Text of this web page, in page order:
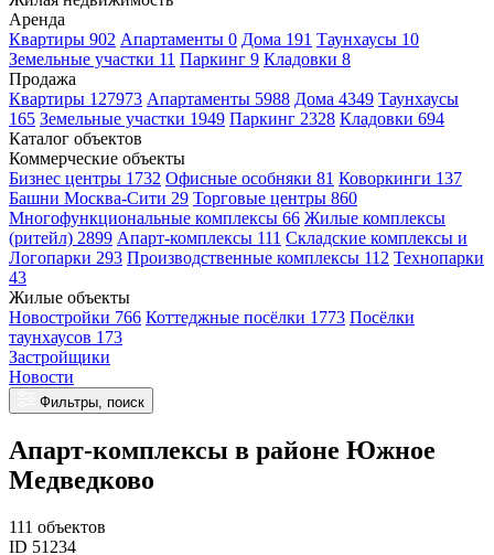
Аренда
Квартиры 902 Апартаменты 0 Дома 191 Таунхаусы 10
Земельные участки 11 Паркинг 9 Кладовки 8
Продажа
Квартиры 127973 Апартаменты 5988 Дома 4349 Таунхаусы
165 Земельные участки 1949 Паркинг 2328 Кладовки 694
Каталог объектов
Коммерческие объекты
Бизнес центры 1732 Офисные особняки 81 Коворкинги 137
Башни Москва-Сити 29 Торговые центры 860
Многофункциональные комплексы 66 Жилые комплексы
(ритейл) 2899 Апарт-комплексы 111 Складские комплексы и
Логопарки 293 Производственные комплексы 112 Технопарки
43
Жилые объекты
Новостройки 766 Коттеджные посёлки 1773 Посёлки
таунхаусов 173
Застройщики
Новости
Фильтры, поиск
Апарт-комплексы в районе Южное
Медведково
111 объектов
ID 51234